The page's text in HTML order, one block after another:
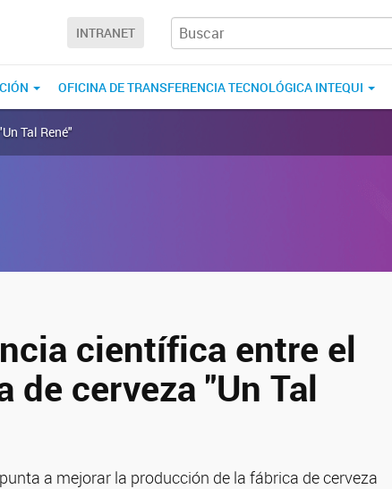
INTRANET
OFICINA DE TRANSFERENCIA TECNOLÓGICA INTEQUI
Tal René"
científica entre el
de cerveza "Un Tal
a mejorar la producción de la fábrica de cerveza